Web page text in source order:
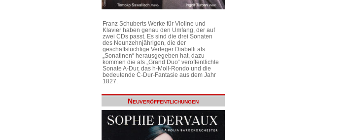
Franz Schuberts Werke für Violine und
Klavier haben genau den Umfang, der auf
zwei CDs passt. Es sind die drei Sonaten
des Neunzehnjährigen, die der
geschäftstüchtige Verleger Diabelli als
„Sonatinen“ herausgegeben hat, dazu
kommen die als „Grand Duo“ veröffentlichte
Sonate A-Dur, das h-Moll-Rondo und die
bedeutende C-Dur-Fantasie aus dem Jahr
1827.
Neuveröffentlichungen